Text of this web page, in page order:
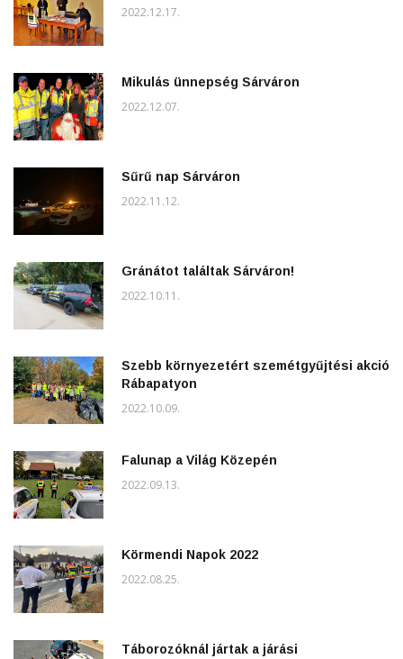
2022.12.17.
Mikulás ünnepség Sárváron
2022.12.07.
Sűrű nap Sárváron
2022.11.12.
Gránátot találtak Sárváron!
2022.10.11.
Szebb környezetért szemétgyűjtési akció
Rábapatyon
2022.10.09.
Falunap a Világ Közepén
2022.09.13.
Körmendi Napok 2022
2022.08.25.
Táborozóknál jártak a járási